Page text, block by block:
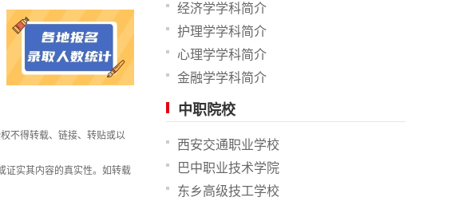
不得转载、链接、转贴或以
证实其内容的真实性。如转载
经济学学科简介
护理学学科简介
心理学学科简介
金融学学科简介
中职院校
西安交通职业学校
巴中职业技术学院
东乡高级技工学校